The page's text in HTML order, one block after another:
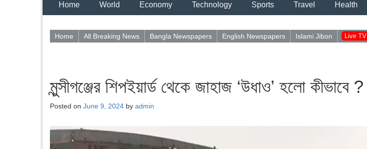
Home World Economy Technology Sports Travel Health
Home All Breaking News Bangla Newspapers English Newspapers Islami Jibon Live TV
মুন্সীগঞ্জের শিপইয়ার্ড থেকে জাহাজ ‘উধাও’ হলো কীভাবে ?
Posted on June 9, 2024 by admin